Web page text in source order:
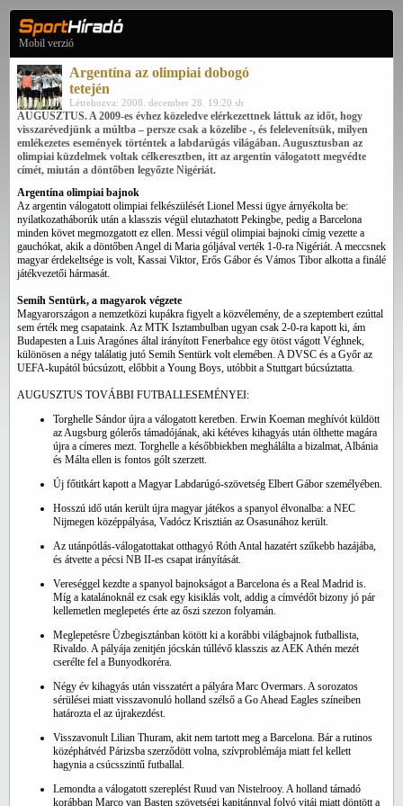
Mobil verzió
Argentína az olimpiai dobogó
tetején
Létrehozva: 2008. december 28. 19:20 sh
AUGUSZTUS. A 2009-es évhez közeledve elérkezettnek láttuk az időt, hogy
visszarévedjünk a múltba – persze csak a közelibe -, és felelevenítsük, milyen
emlékezetes események történtek a labdarúgás világában. Augusztusban az
olimpiai küzdelmek voltak célkeresztben, itt az argentin válogatott megvédte
címét, miután a döntőben legyőzte Nigériát.
Argentína olimpiai bajnok
Az argentin válogatott olimpiai felkészülését Lionel Messi ügye árnyékolta be:
nyilatkozatháborúk után a klasszis végül elutazhatott Pekingbe, pedig a Barcelona
minden követ megmozgatott ez ellen. Messi végül olimpiai bajnoki címig vezette a
gauchókat, akik a döntőben Angel di Maria góljával verték 1-0-ra Nigériát. A meccsnek
magyar érdekeltsége is volt, Kassai Viktor, Erős Gábor és Vámos Tibor alkotta a finálé
játékvezetői hármasát.
Semih Sentürk, a magyarok végzete
Magyarországon a nemzetközi kupákra figyelt a közvélemény, de a szeptembert ezúttal
sem érték meg csapataink. Az MTK Isztambulban ugyan csak 2-0-ra kapott ki, ám
Budapesten a Luis Aragónes által irányított Fenerbahce egy ötöst vágott Véghnek,
különösen a négy találatig jutó Semih Sentürk volt elemében. A DVSC és a Győr az
UEFA-kupától búcsúzott, előbbit a Young Boys, utóbbit a Stuttgart búcsúztatta.
AUGUSZTUS TOVÁBBI FUTBALLESEMÉNYEI:
Torghelle Sándor újra a válogatott keretben. Erwin Koeman meghívót küldött
az Augsburg gólerős támadójának, aki kétéves kihagyás után ölthette magára
újra a címeres mezt. Torghelle a későbbiekben meghálálta a bizalmat, Albánia
és Málta ellen is fontos gólt szerzett.
Új főtitkárt kapott a Magyar Labdarúgó-szövetség Elbert Gábor személyében.
Hosszú idő után került újra magyar játékos a spanyol élvonalba: a NEC
Nijmegen középpályása, Vadócz Krisztián az Osasunához került.
Az utánpótlás-válogatottakat otthagyó Róth Antal hazatért szűkebb hazájába,
és átvette a pécsi NB II-es csapat irányítását.
Vereséggel kezdte a spanyol bajnokságot a Barcelona és a Real Madrid is.
Míg a katalánoknál ez csak egy kisiklás volt, addig a címvédőt bizony jó pár
kellemetlen meglepetés érte az őszi szezon folyamán.
Meglepetésre Üzbegisztánban kötött ki a korábbi világbajnok futballista,
Rivaldo. A pályája zenitjén jócskán túllévő klasszis az AEK Athén mezét
cserélte fel a Bunyodkoréra.
Négy év kihagyás után visszatért a pályára Marc Overmars. A sorozatos
sérülései miatt visszavonuló holland szélső a Go Ahead Eagles színeiben
határozta el az újrakezdést.
Visszavonult Lilian Thuram, akit nem tartott meg a Barcelona. Bár a rutinos
középhátvéd Párizsba szerződött volna, szívproblémája miatt fel kellett
hagynia a csúcsszintű futballal.
Lemondta a válogatott szereplést Ruud van Nistelrooy. A holland támadó
korábban Marco van Basten szövetségi kapitánnyal folyó vitái miatt döntött a